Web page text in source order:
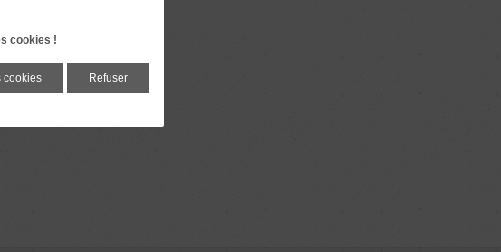
cookies !
cookies Refuser